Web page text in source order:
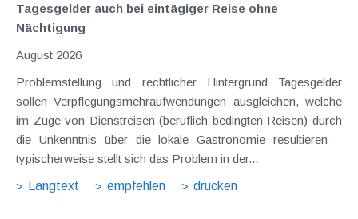
Tagesgelder auch bei eintägiger Reise ohne
Nächtigung
August 2026
Problemstellung und rechtlicher Hintergrund Tagesgelder
sollen Verpflegungsmehraufwendungen ausgleichen, welche
im Zuge von Dienstreisen (beruflich bedingten Reisen) durch
die Unkenntnis über die lokale Gastronomie resultieren –
typischerweise stellt sich das Problem in der...
Langtext
empfehlen drucken